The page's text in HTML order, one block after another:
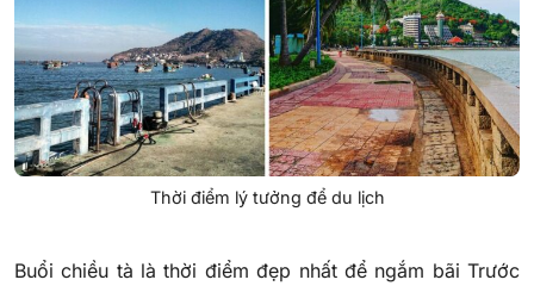
Thời điểm lý tưởng để du lịch
Buổi chiều tà là thời điểm đẹp nhất để ngắm bãi Trước